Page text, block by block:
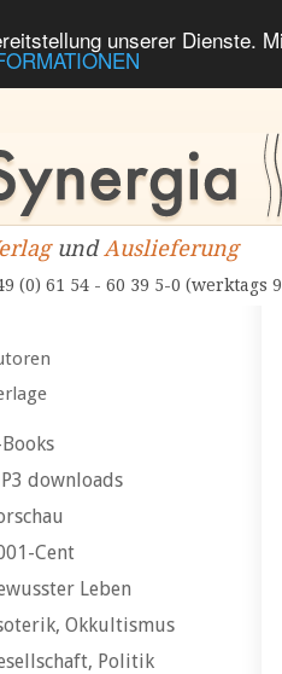
unserer Dienste.
undAuslieferung
(0) 61 54 - 60 39 5-0 (werktags
downloads
Cent
Leben
Okkultismus
Politik